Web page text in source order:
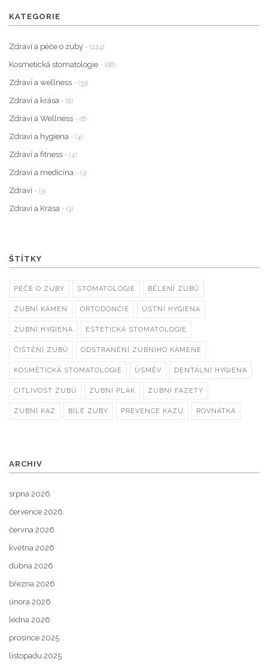
KATEGORIE
Zdraví a péče o zuby - (224)
Kosmetická stomatologie - (66)
Zdraví a wellness - (33)
Zdraví a krása - (8)
Zdraví a Wellness - (6)
Zdraví a hygiena - (4)
Zdraví a fitness - (4)
Zdraví a medicína - (3)
Zdraví - (3)
Zdraví a Krása - (3)
ŠTÍTKY
PÉČE O ZUBY STOMATOLOGIE BĚLENÍ ZUBŮ
ZUBNÍ KÁMEN ORTODONCIE ÚSTNÍ HYGIENA
ZUBNÍ HYGIENA ESTETICKÁ STOMATOLOGIE
ČIŠTĚNÍ ZUBŮ ODSTRANĚNÍ ZUBNÍHO KAMENE
KOSMETICKÁ STOMATOLOGIE ÚSMĚV DENTÁLNÍ HYGIENA
CITLIVOST ZUBŮ ZUBNÍ PLAK ZUBNÍ FAZETY
ZUBNÍ KAZ BÍLÉ ZUBY PREVENCE KAZU ROVNÁTKA
ARCHIV
srpna 2026
července 2026
června 2026
května 2026
dubna 2026
března 2026
února 2026
ledna 2026
prosince 2025
listopadu 2025